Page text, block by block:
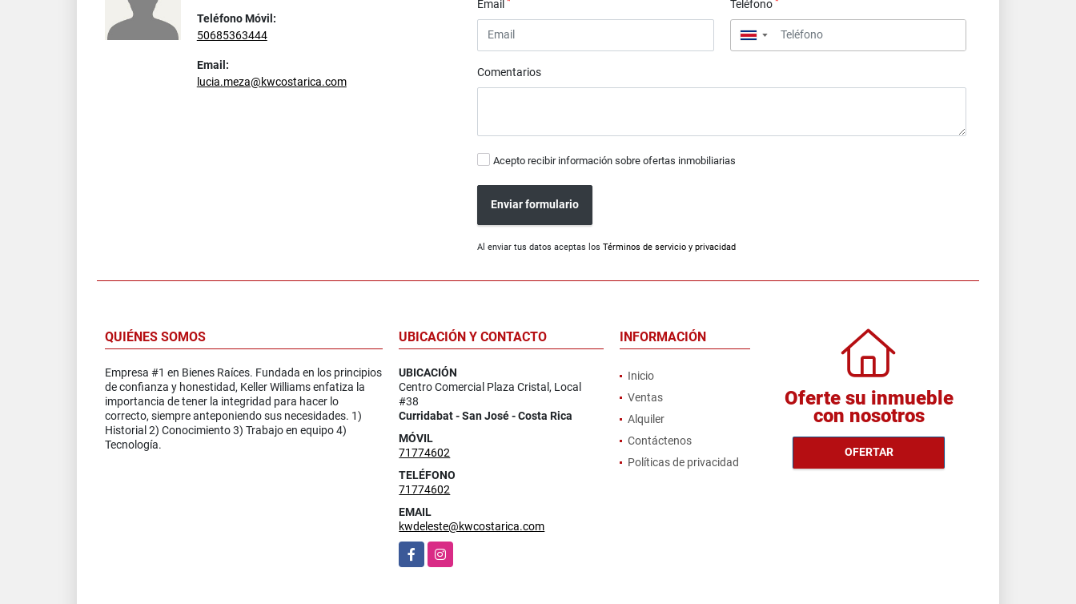
Teléfono Móvil:
50685363444
Email:
lucia.meza@kwcostarica.com
Email Teléfono
▼
Comentarios
Acepto recibir información sobre ofertas inmobiliarias
Enviar formulario
Al enviar tus datos aceptas losTérminos de servicio y privacidad
QUIÉNES SOMOS
Empresa #1 en Bienes Raíces. Fundada en los principios
de confianza y honestidad, Keller Williams enfatiza la
importancia de tener la integridad para hacer lo
correcto, siempre anteponiendo sus necesidades. 1)
Historial 2) Conocimiento 3) Trabajo en equipo 4)
Tecnología.
UBICACIÓN Y CONTACTO
UBICACIÓN
Centro Comercial Plaza Cristal, Local
#38
Curridabat - San José - Costa Rica
MÓVIL
71774602
TELÉFONO
71774602
EMAIL
kwdeleste@kwcostarica.com
FacebookInstagram
INFORMACIÓN
Inicio
Ventas
Alquiler
Contáctenos
Políticas de privacidad
Oferte su inmueble
con nosotros
OFERTAR